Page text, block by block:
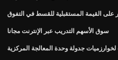
على القيمة المستقبلية للقسط في التفوق
سوق الأسهم التدريب عبر الإنترنت مجانا
جدولة وحدة المعالجة المركزية